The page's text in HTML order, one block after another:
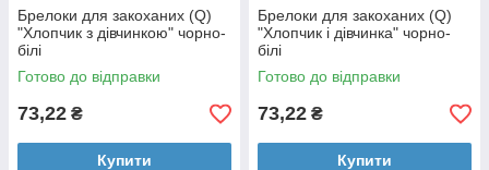
Брелоки для закоханих (Q)
"Хлопчик з дівчинкою" чорно-
білі
Готово до відправки
73,22 ₴
Купити
Брелоки для закоханих (Q)
"Хлопчик і дівчинка" чорно-
білі
Готово до відправки
73,22 ₴
Купити